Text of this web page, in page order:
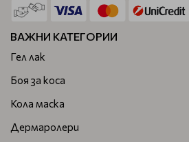
ВАЖНИ КАТЕГОРИИ
Гел лак
Боя за коса
Кола маска
Дермаролери